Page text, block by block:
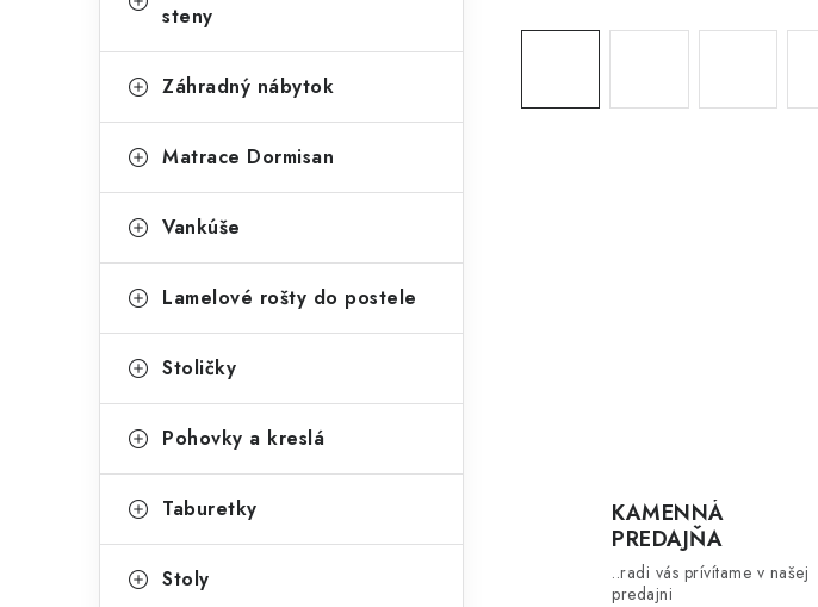
e
steny
Záhradný nábytok
Matrace Dormisan
Vankúše
Lamelové rošty do postele
Stoličky
Pohovky a kreslá
Taburetky
Stoly
KAMENNÁ
PREDAJŇA
..radi vás prívítame v našej
predajni